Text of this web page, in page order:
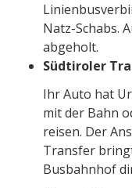
Natz-Schabs.
abgeholt.
Südtiroler
Ihr Auto hat
mit der Bahn
reisen. Der
Transfer
Busbahnhof